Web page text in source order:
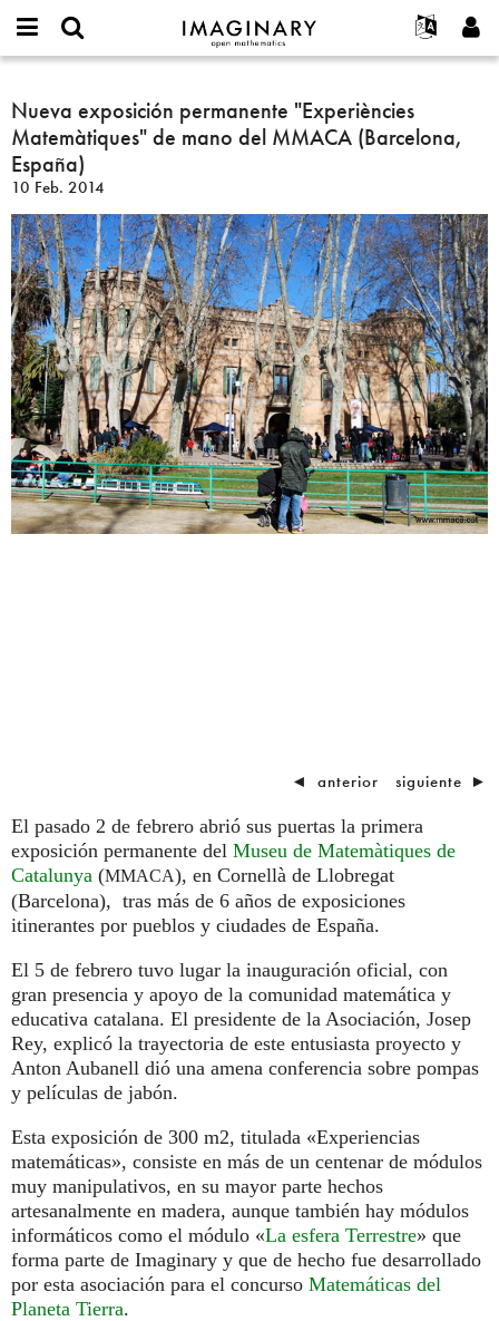
IMAGINARY
open
Français
Deutsch
Türkçe
Programas
Galerías
Películas
Textos
Exposiciones
Más...
Proyectos
Participar
or
username
*
Contraseña
*
Crear nueva cuenta
Solicitar una nueva contraseña
Buscar
Nueva
exposición
permanente
"Experiències
Matemàtiques"
de
mano
del
MMACA
(Barcelona,
España)
Nueva exposición permanente "Experiències
Matemàtiques" de mano del MMACA (Barcelona,
España)
10 Feb. 2014
◄ anterior siguiente ►
El pasado 2 de febrero abrió sus puertas la primera
exposición permanente del Museu de Matemàtiques de
Catalunya (MMACA), en Cornellà de Llobregat
(Barcelona), tras más de 6 años de exposiciones
itinerantes por pueblos y ciudades de España.
El 5 de febrero tuvo lugar la inauguración oficial, con
gran presencia y apoyo de la comunidad matemática y
educativa catalana. El presidente de la Asociación, Josep
Rey, explicó la trayectoria de este entusiasta proyecto y
Anton Aubanell dió una amena conferencia sobre pompas
y películas de jabón.
Esta exposición de 300 m2, titulada «Experiencias
matemáticas», consiste en más de un centenar de módulos
muy manipulativos, en su mayor parte hechos
artesanalmente en madera, aunque también hay módulos
informáticos como el módulo «La esfera Terrestre» que
forma parte de Imaginary y que de hecho fue desarrollado
por esta asociación para el concurso Matemáticas del
Planeta Tierra.